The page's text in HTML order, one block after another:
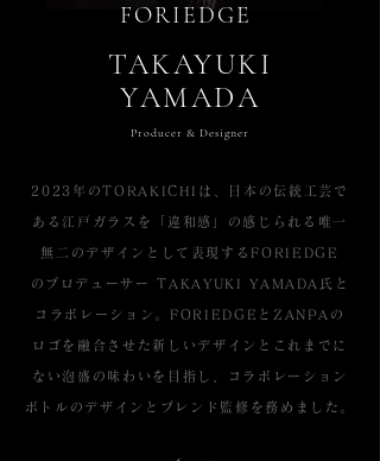
FORIEDGE
TAKAYUKI​
YAMADA
Producer & Designer
2023年のTORAKICHIは、日本の伝統工芸で
ある江戸ガラスを「違和感」の感じられる唯一
無二のデザインとして表現するFORIEDGE
のプロデューサー TAKAYUKI YAMADA氏と
コラボレーション。FORIEDGEとZANPAの
ロゴを融合させた新しいデザインとこれまでに
ない泡盛の味わいを目指し、コラボレーション
ボトルのデザインとブレンド監修を務めました。